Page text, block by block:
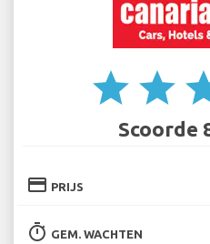
star star
Scoorde
credit_card PRIJS
timer GEM. WACHTEN